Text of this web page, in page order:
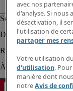
avec nos
d'analyse. Si nous
désactivation, il
l'utilisation de
partager mes
Votre utilisation
d'utilisation.
manière dont
notreAvis de